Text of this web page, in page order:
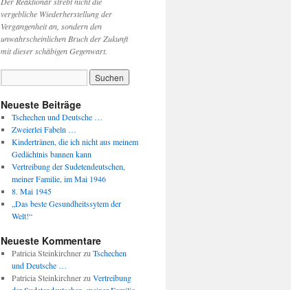
vergebliche Wiederherstellung der
Vergangenheit an, sondern den
unwahrscheinlichen Bruch der Zukunft
mit dieser schäbigen Gegenwart.
Neueste Beiträge
Tschechen und Deutsche …
Zweierlei Fabeln …
Kindertränen, die ich nicht aus meinem
Gedächtnis bannen kann
Vertreibung der Sudetendeutschen,
meiner Familie, im Mai 1946
8. Mai 1945
„Das beste Gesundheitssytem der
Welt!“
Neueste Kommentare
Patricia Steinkirchnerzu Tschechen
und Deutsche …
Patricia Steinkirchnerzu Vertreibung